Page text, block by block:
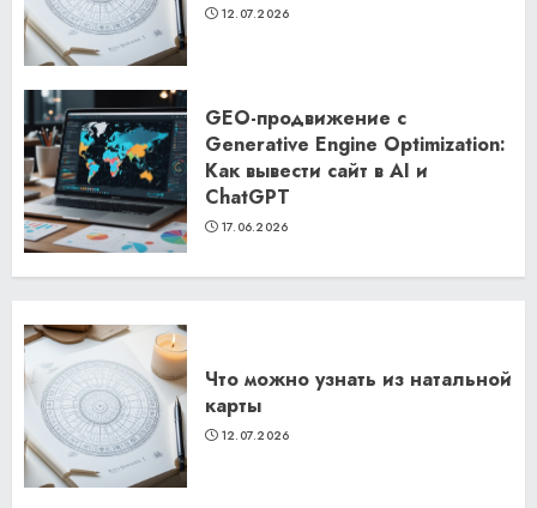
12.07.2026
GEO-продвижение с
Generative Engine Optimization:
Как вывести сайт в AI и
ChatGPT
17.06.2026
Что можно узнать из натальной
карты
12.07.2026